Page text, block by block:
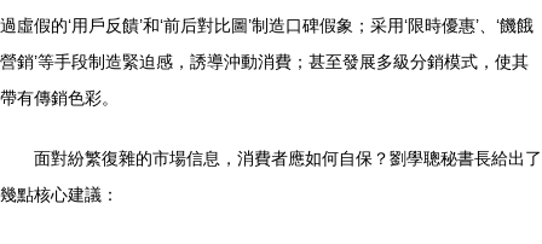
過虛假的‘用戶反饋’和‘前后對比圖’制造口碑假象；采用‘限時優惠’、‘饑餓
營銷’等手段制造緊迫感，誘導沖動消費；甚至發展多級分銷模式，使其
帶有傳銷色彩。
面對紛繁復雜的市場信息，消費者應如何自保？劉學聰秘書長給出了
幾點核心建議：